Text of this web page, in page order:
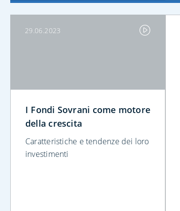
29.06.2023
I Fondi Sovrani come motore
della crescita
Caratteristiche e tendenze dei loro
investimenti